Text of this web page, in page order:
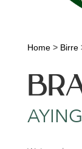
Home> Birre